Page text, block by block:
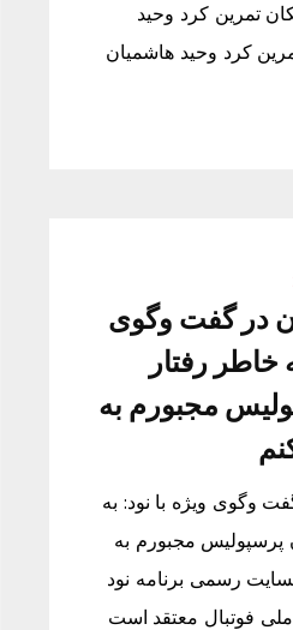
تمرین کرد وحید
کرد وحید هاشمیان
در گفت وگوی
خاطر رفتار
مجبورم به
وگوی ویژه با نود: به
پرسپولیس مجبورم به
رسمی برنامه نود
فوتبال معتقد است